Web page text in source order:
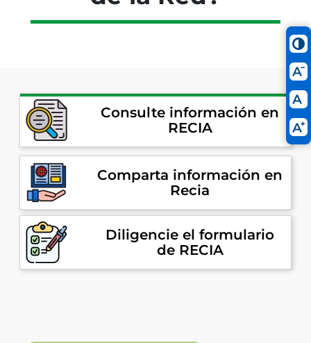
Consulte información en
RECIA
Comparta información en
Recia
Diligencie el formulario
de RECIA